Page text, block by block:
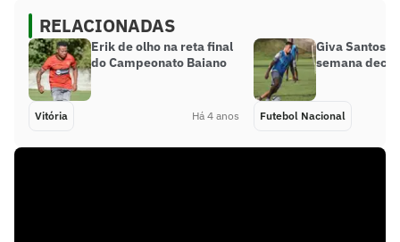
RELACIONADAS
Erik de olho na reta final
do Campeonato Baiano
Vitória Há 4 anos
Giva Santos
semana
Futebol Nacional